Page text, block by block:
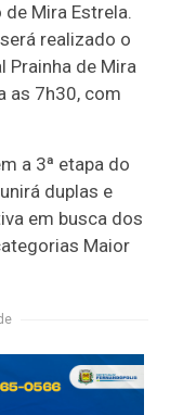
Mira Estrela.
realizado o
Prainha de Mira
as 7h30, com
a 3ª etapa do
duplas e
em busca dos
Maior